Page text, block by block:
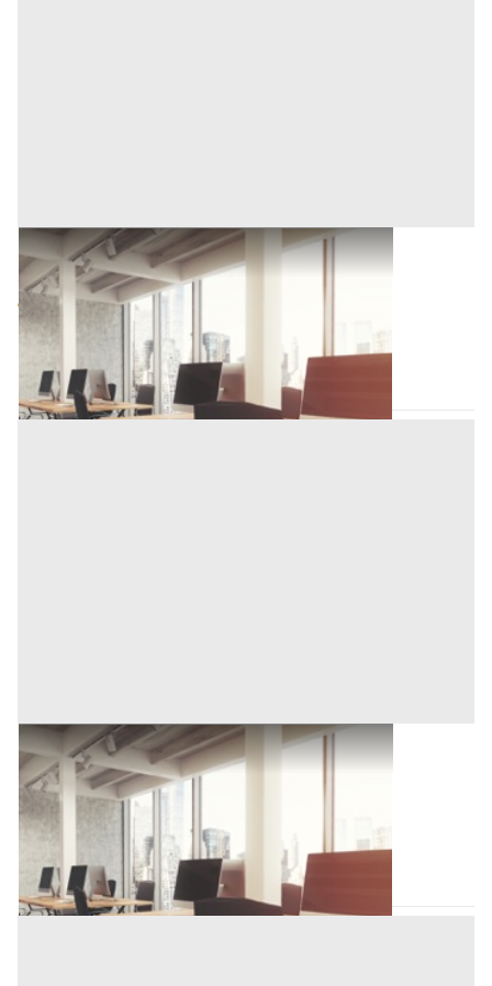
Ufficio all'asta a Padova
Piove di Sacco (Padova)
Offerta minima
45.000 € 60.000 €
Codice asta: AI3152422
Asta chiusa
Ufficio all'asta a Padova
Piove di Sacco (Padova)
Offerta minima
109.500 € 146.000 €
Codice asta: AI3810191
Asta chiusa